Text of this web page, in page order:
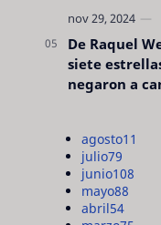
De Raquel
siete
negaron a
agosto11
julio79
junio108
mayo88
abril54